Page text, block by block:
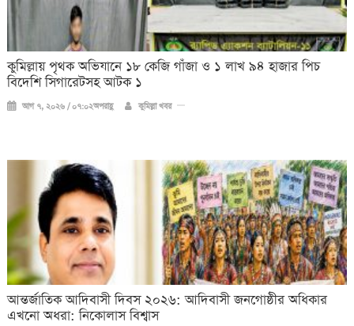
কুমিল্লায় পৃথক অভিযানে ১৮ কেজি গাঁজা ও ১ লাখ ৯৪ হাজার পিচ
বিদেশি সিগারেটসহ আটক ১
আগ ৭, ২০২৬ / ০৭:০২অপরাহ্ণ কুমিল্লা খবর
আন্তর্জাতিক আদিবাসী দিবস ২০২৬: আদিবাসী জনগোষ্ঠীর অধিকার
এখনো অধরা: নিকোলাস বিশ্বাস